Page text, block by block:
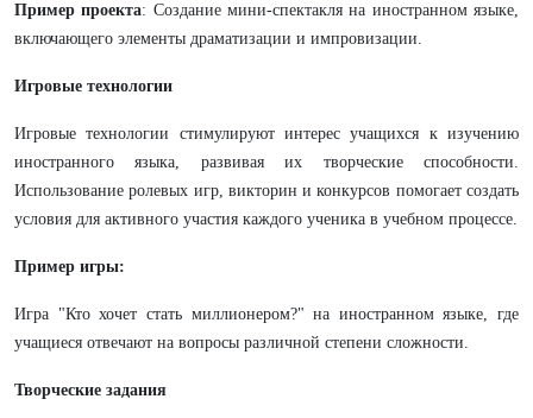
Пример проекта: Создание мини-спектакля на иностранном языке,
включающего элементы драматизации и импровизации.
Игровые технологии
Игровые технологии стимулируют интерес учащихся к изучению
иностранного языка, развивая их творческие способности.
Использование ролевых игр, викторин и конкурсов помогает создать
условия для активного участия каждого ученика в учебном процессе.
Пример игры:
Игра "Кто хочет стать миллионером?" на иностранном языке, где
учащиеся отвечают на вопросы различной степени сложности.
Творческие задания